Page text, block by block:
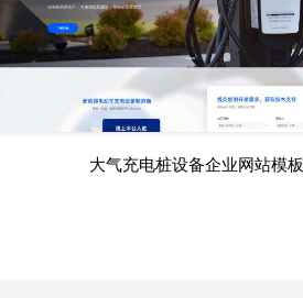
大气充电桩设备企业网站模板